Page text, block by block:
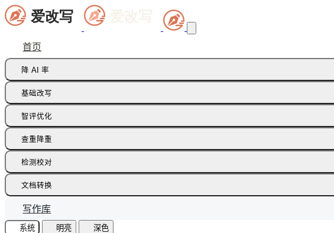
首页
降 AI 率
痕迹橡皮擦
多语种降痕
基础改写
同义词替换
智评优化
批注智改
查重降重
论文降重
检测校对
AI 文本检测(中文)
AI 文本检测(英文)
AI 图片检测
文档转换
飞书文档
智能读文
写作库
系统 明亮
深色